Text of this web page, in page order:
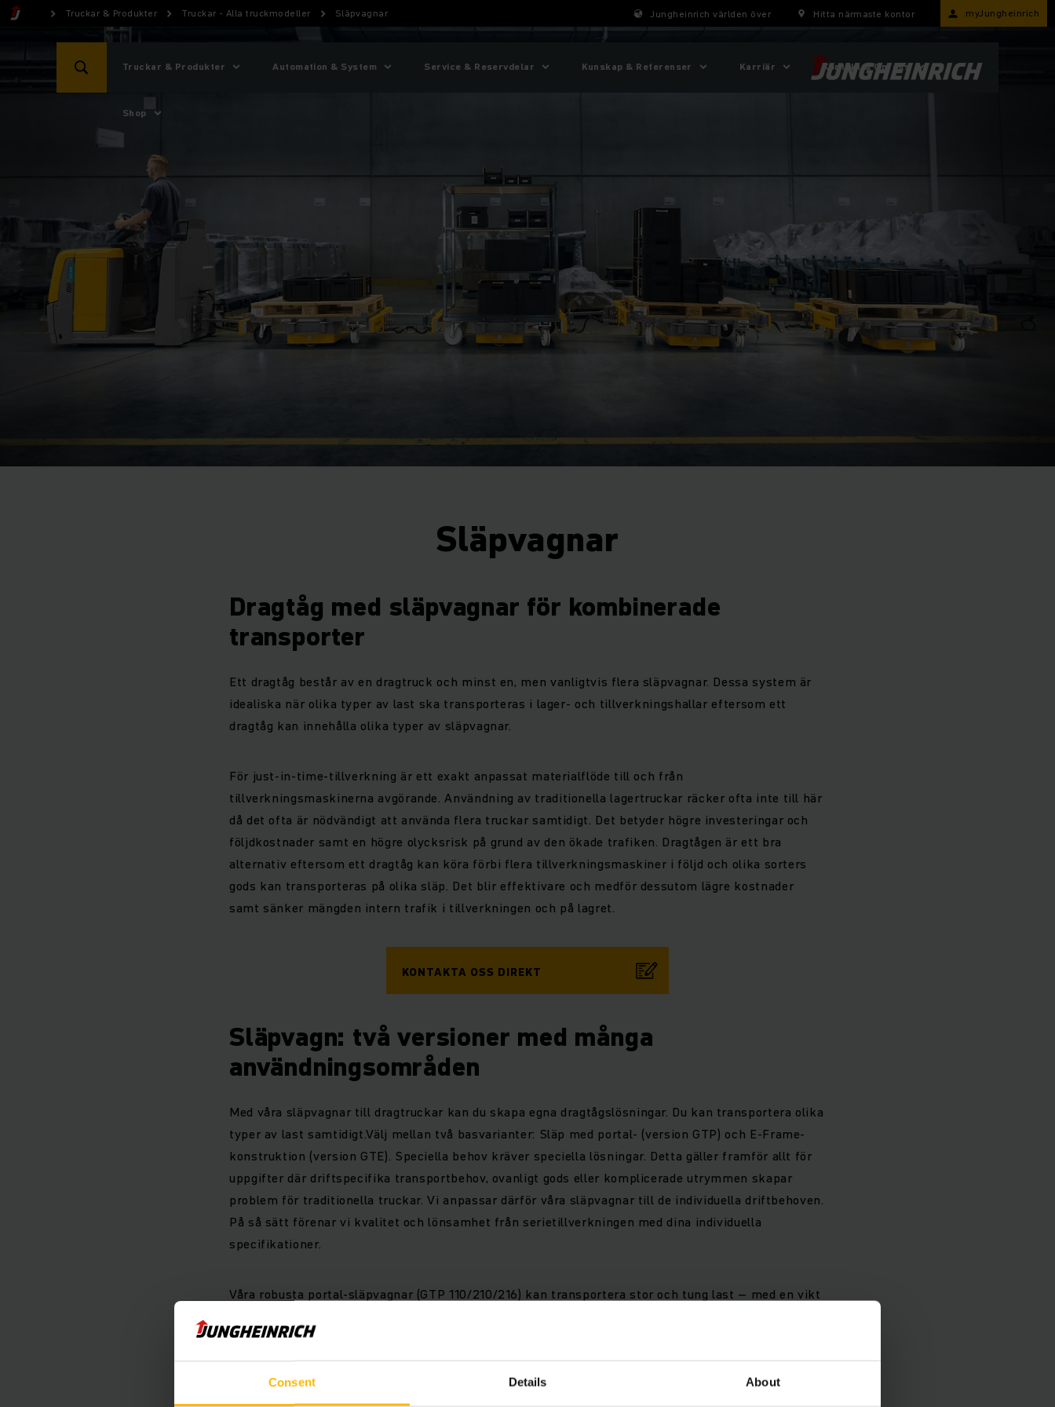
Consent Details About
Truckar & Produkter Truckar - Alla truckmodeller Släpvagnar Jungheinrich världen över Hitta närmaste kontor myJungheinrich
Truckar & Produkter Automation & System Service & Reservdelar Kunskap & Referenser Karriär Kontakt & Om oss
Shop
Släpvagnar
Dragtåg med släpvagnar för kombinerade
transporter
Ett dragtåg består av en dragtruck och minst en, men vanligtvis flera släpvagnar. Dessa system är
idealiska när olika typer av last ska transporteras i lager- och tillverkningshallar eftersom ett
dragtåg kan innehålla olika typer av släpvagnar.
För just-in-time-tillverkning är ett exakt anpassat materialflöde till och från
tillverkningsmaskinerna avgörande. Användning av traditionella lagertruckar räcker ofta inte till här
då det ofta är nödvändigt att använda flera truckar samtidigt. Det betyder högre investeringar och
följdkostnader samt en högre olycksrisk på grund av den ökade trafiken. Dragtågen är ett bra
alternativ eftersom ett dragtåg kan köra förbi flera tillverkningsmaskiner i följd och olika sorters
gods kan transporteras på olika släp. Det blir effektivare och medför dessutom lägre kostnader
samt sänker mängden intern trafik i tillverkningen och på lagret.
KONTAKTA OSS DIREKT
Släpvagn: två versioner med många
användningsområden
Med våra släpvagnar till dragtruckar kan du skapa egna dragtågslösningar. Du kan transportera olika
typer av last samtidigt.Välj mellan två basvarianter: Släp med portal- (version GTP) och E-Frame-
konstruktion (version GTE). Speciella behov kräver speciella lösningar. Detta gäller framför allt för
uppgifter där driftspecifika transportbehov, ovanligt gods eller komplicerade utrymmen skapar
problem för traditionella truckar. Vi anpassar därför våra släpvagnar till de individuella driftbehoven.
På så sätt förenar vi kvalitet och lönsamhet från serietillverkningen med dina individuella
specifikationer.
Våra robusta portal-släpvagnar (GTP 110/210/216) kan transportera stor och tung last – med en vikt
sidorna kan man köra skiftande rutter med samma dragtåg. Industrisläpen finns med två
styrsystem: antingen med ett enkelt system med styrhjul och fasta hjul eller med ett
riktningsstabilitetssystem för trånga utrymmen där alla hjul svänger med. Det gör dem